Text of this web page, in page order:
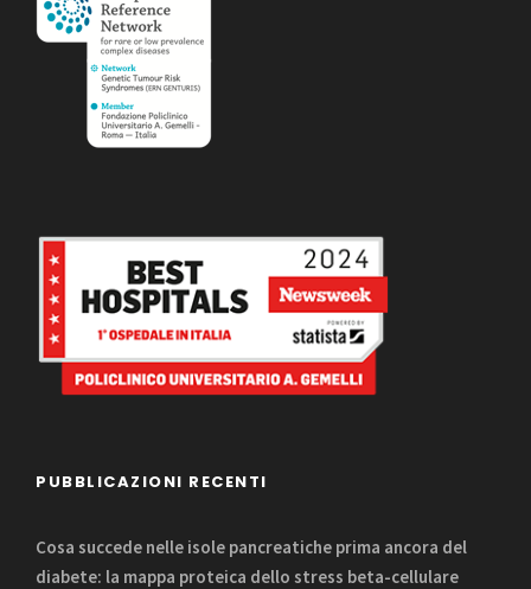
PUBBLICAZIONI RECENTI
Cosa succede nelle isole pancreatiche prima ancora del
diabete: la mappa proteica dello stress beta-cellulare